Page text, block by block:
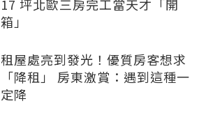
17 坪北歐三房完工當天才「開
箱」
租屋處亮到發光！優質房客想求
「降租」 房東激賞：遇到這種一
定降